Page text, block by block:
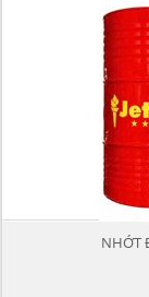
NHỚT